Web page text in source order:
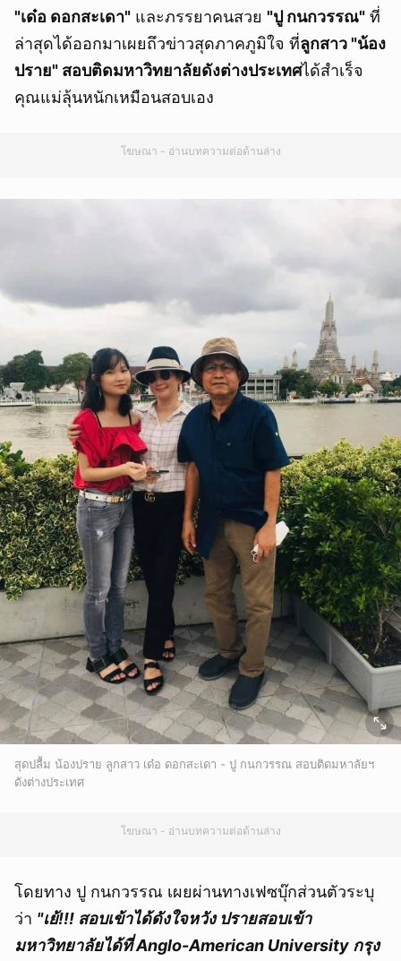
"เด๋อ ดอกสะเดา" และภรรยาคนสวย "ปู กนกวรรณ" ที่
ล่าสุดได้ออกมาเผยถึวข่าวสุดภาคภูมิใจ ที่ลูกสาว "น้อง
ปราย" สอบติดมหาวิทยาลัยดังต่างประเทศได้สำเร็จ
คุณแม่ลุ้นหนักเหมือนสอบเอง
โฆษณา - อ่านบทความต่อด้านล่าง
สุดปลื้ม น้องปราย ลูกสาว เด๋อ ดอกสะเดา - ปู กนกวรรณ สอบติดมหาลัยฯ
ดังต่างประเทศ
โฆษณา - อ่านบทความต่อด้านล่าง
โดยทาง ปู กนกวรรณ เผยผ่านทางเฟซบุ๊กส่วนตัวระบุ
ว่า "เย้!!! สอบเข้าได้ดังใจหวัง ปรายสอบเข้า
มหาวิทยาลัยได้ที่ Anglo-American University กรุง